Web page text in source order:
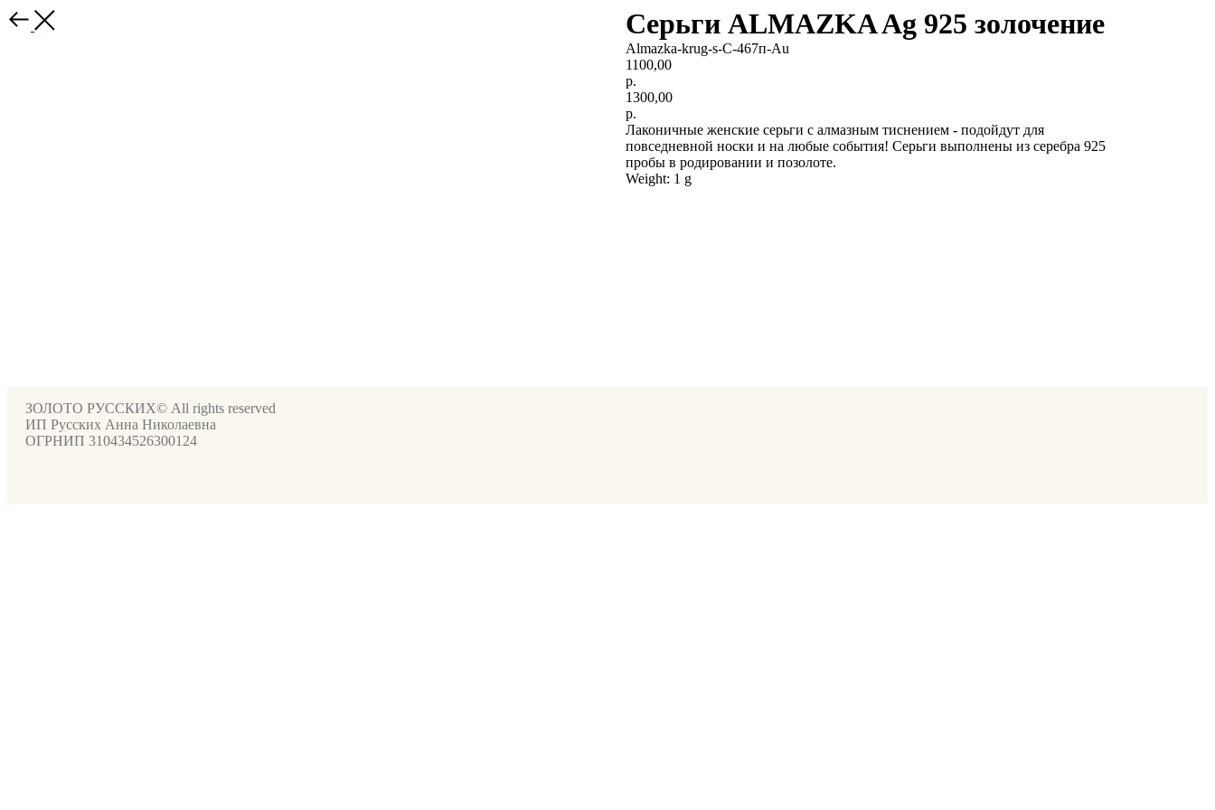
Серьги ALMAZKA Ag 925 золочение
Almazka-krug-s-С-467п-Au
1100,00
р.
1300,00
р.
Лаконичные женские серьги с алмазным тиснением - подойдут для
повседневной носки и на любые события! Серьги выполнены из серебра 925
пробы в родировании и позолоте.
Weight: 1 g
ЗОЛОТО РУССКИХ© All rights reserved
ИП Русских Анна Николаевна
ОГРНИП 310434526300124